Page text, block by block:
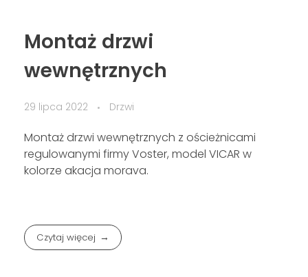
Montaż drzwi
wewnętrznych
29 lipca 2022 Drzwi
Montaż drzwi wewnętrznych z ościeżnicami
regulowanymi firmy Voster, model VICAR w
kolorze akacja morava.
Czytaj więcej